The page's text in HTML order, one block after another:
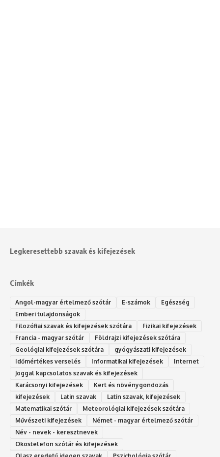
Legkeresettebb szavak és kifejezések
Címkék
Angol-magyar értelmező szótár E-számok
Egészség
Emberi tulajdonságok
Filozófiai szavak és kifejezések szótára
Fizikai kifejezések
Francia - magyar szótár
Földrajzi kifejezések szótára
Geológiai kifejezések szótára
gyógyászati kifejezések
Időmértékes verselés
Informatikai kifejezések
Internet
Joggal kapcsolatos szavak és kifejezések
Karácsonyi kifejezések
Kert és növénygondozás
kifejezések
Latin szavak
Latin szavak, kifejezések
Matematikai szótár
Meteorológiai kifejezések szótára
Művészeti kifejezések
Német - magyar értelmező szótár
Név - nevek - keresztnevek
Okostelefon szótár és kifejezések